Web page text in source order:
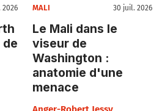
2026 MALI 30 juil. 2026
Le Mali dans le
viseur de
Washington :
anatomie d'une
menace